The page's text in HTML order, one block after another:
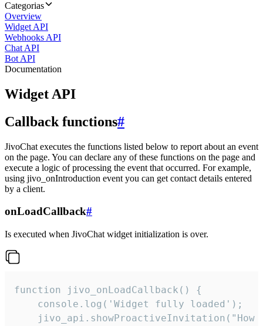
Categorias
Overview
Widget API
Webhooks API
Chat API
Bot API
Documentation
Widget API
Callback functions#
JivoChat executes the functions listed below to report about an event
on the page. You can declare any of these functions on the page and
execute a logic of processing the event that occurred. For example,
using jivo_onIntroduction event you can get contact details entered
by a client.
onLoadCallback#
Is executed when JivoChat widget initialization is over.
function jivo_onLoadCallback() {
    console.log('Widget fully loaded');
jivo_api.showProactiveInvitation("How